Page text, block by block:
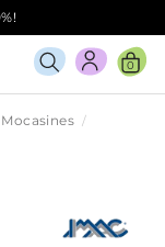
0
Mocasines